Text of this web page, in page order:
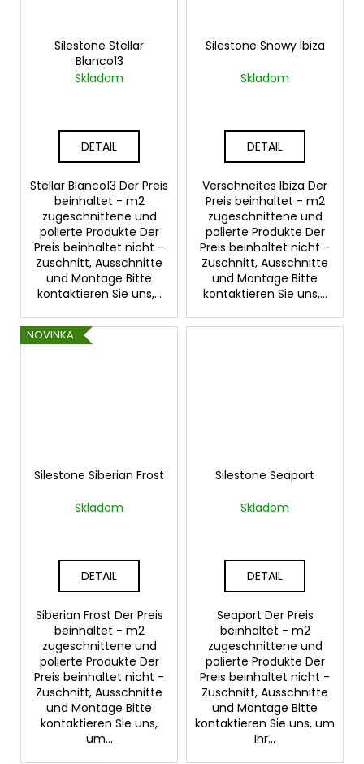
Silestone Stellar
Blanco13
Skladom
DETAIL
Stellar Blanco13 Der Preis
beinhaltet - m2
zugeschnittene und
polierte Produkte Der
Preis beinhaltet nicht -
Zuschnitt, Ausschnitte
und Montage Bitte
kontaktieren Sie uns,...
Silestone Snowy Ibiza
Skladom
DETAIL
Verschneites Ibiza Der
Preis beinhaltet - m2
zugeschnittene und
polierte Produkte Der
Preis beinhaltet nicht -
Zuschnitt, Ausschnitte
und Montage Bitte
kontaktieren Sie uns,...
NOVINKA
Silestone Siberian Frost
Skladom
DETAIL
Siberian Frost Der Preis
beinhaltet - m2
zugeschnittene und
polierte Produkte Der
Preis beinhaltet nicht -
Zuschnitt, Ausschnitte
und Montage Bitte
kontaktieren Sie uns,
um...
Silestone Seaport
Skladom
DETAIL
Seaport Der Preis
beinhaltet - m2
zugeschnittene und
polierte Produkte Der
Preis beinhaltet nicht -
Zuschnitt, Ausschnitte
und Montage Bitte
kontaktieren Sie uns, um
Ihr...